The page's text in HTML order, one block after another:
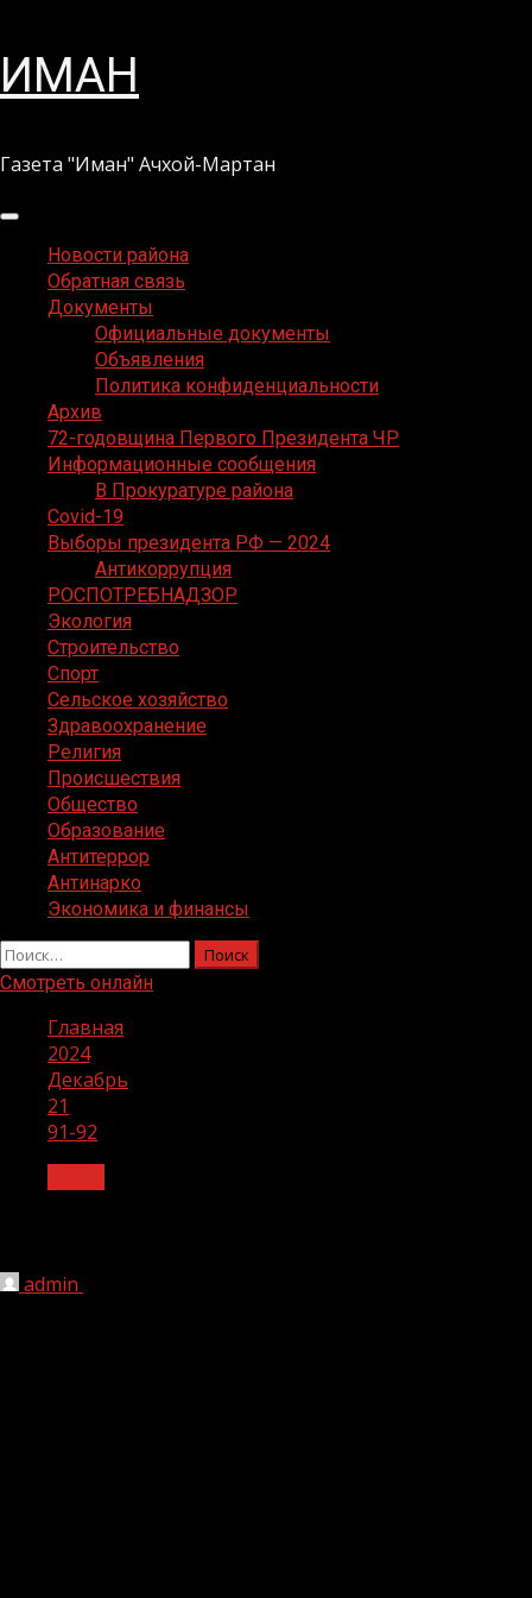
Перейти
кИМАН
Газета "Иман" Ачхой-Мартан
Основное
менюНовости района
Обратная связь
Документы
Официальные документы
Объявления
Политика конфиденциальности
Архив
72-годовщина Первого Президента ЧР
Информационные сообщения
В Прокуратуре района
Covid-19
Выборы президента РФ — 2024
Антикоррупция
РОСПОТРЕБНАДЗОР
Экология
Строительство
Спорт
Сельское хозяйство
Здравоохранение
Религия
Происшествия
Общество
Образование
Антитеррор
Антинарко
Экономика и финансы
Найти:
Смотреть онлайн
Главная
2024
Декабрь
21
91-92
admin